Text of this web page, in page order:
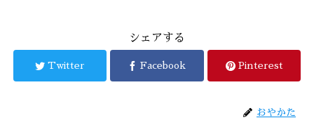
シェアする
Twitter Facebook Pinterest
おやかた